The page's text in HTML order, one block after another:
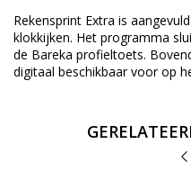
Rekensprint Extra is
klokkijken. Het programma
de Bareka profieltoets.
digitaal beschikbaar voor op